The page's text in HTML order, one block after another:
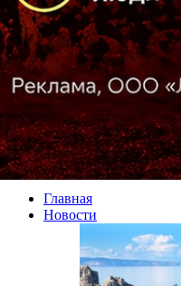
Главная
Новости